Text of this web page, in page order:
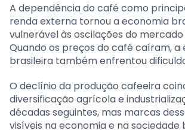
A dependência do café como
renda externa tornou a economia
vulnerável às oscilações do
Quando os preços do café caíram, a
brasileira também enfrentou
O declínio da produção cafeeira
diversificação agrícola e
décadas seguintes, mas marcas
visíveis na economia e na sociedade